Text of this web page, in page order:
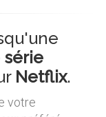
série
Netflix.
votre